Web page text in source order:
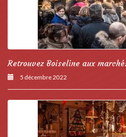
Retrouvez Boiseline aux
5 décembre 2022